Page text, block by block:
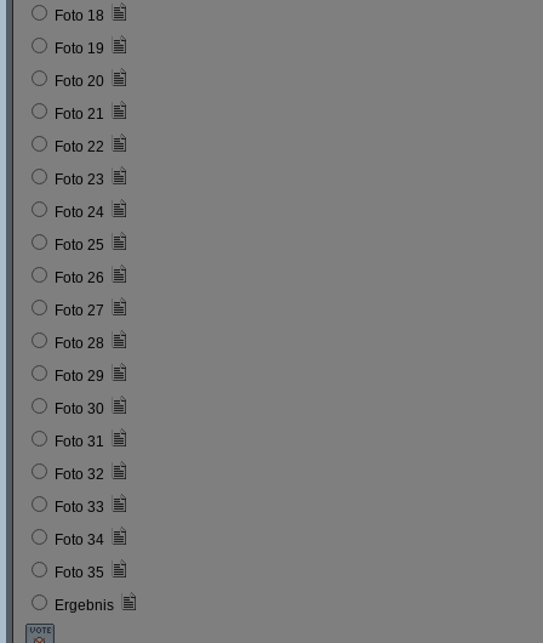
Foto 18
Foto 19
Foto 20
Foto 21
Foto 22
Foto 23
Foto 24
Foto 25
Foto 26
Foto 27
Foto 28
Foto 29
Foto 30
Foto 31
Foto 32
Foto 33
Foto 34
Foto 35
Ergebnis